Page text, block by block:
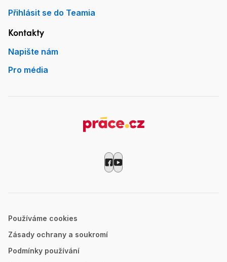
Přihlásit se do Teamia
Kontakty
Napište nám
Pro média
Používáme cookies
Zásady ochrany a soukromí
Podmínky používání